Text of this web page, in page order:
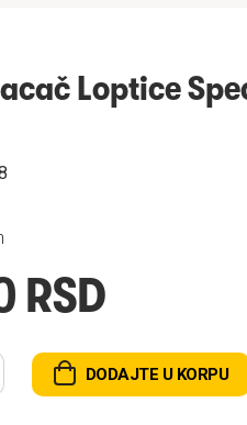
Loptice
RSD
DODAJTE U KORPU